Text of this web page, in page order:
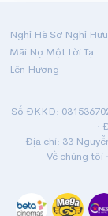
Nghỉ Hè Sợ Nghỉ Hưu
Mãi Nợ Một Lời Tạm Biệt
Lên Hương
Số ĐKKD:
·
Địa chỉ: 33
Về chúng tôi ·